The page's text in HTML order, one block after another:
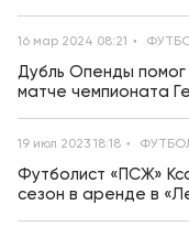
16 мар 2024 08:21
Дубль Опенды помог
матче чемпионата
19 июл 2023 18:18
Футболист «ПСЖ»
сезон в аренде в